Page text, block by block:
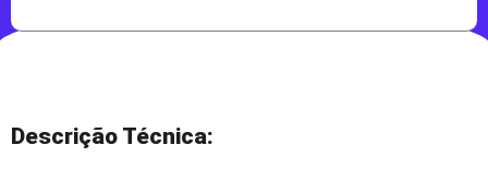
Descrição Técnica: